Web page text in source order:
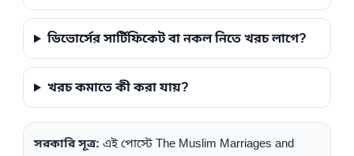
ডিভোর্সের সার্টিফিকেট বা নকল নিতে খরচ লাগে?
খরচ কমাতে কী করা যায়?
সরকারি সূত্র: এই পোস্টে The Muslim Marriages and